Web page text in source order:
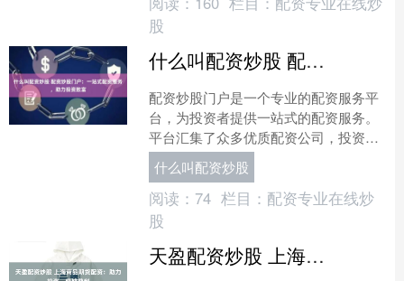
股
什么叫配资炒股 配资炒股门户：一站式配资服务，助力投资致富
配资炒股门户是一个专业的配资服务平
台，为投资者提供一站式的配资服务。
平台汇集了众多优质配资公司，投资者
可以根据自己的需求选择合适的配资方
案。 无息外盘期货配资还....
什么叫配资炒股
阅读： 74 栏目： 配资专业在线炒
股
天盈配资炒股 上海商品期货配资：助力投资，稳健获利